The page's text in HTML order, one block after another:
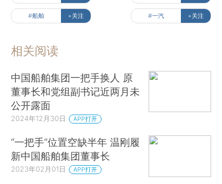
#船舶 +关注 #一汽 +关注
相关阅读
中国船舶集团一把手换人 原
董事长和党组副书记近两月未
公开露面
2024年12月30日 APP打开
“一把手”位置空缺半年 温刚履
新中国船舶集团董事长
2023年02月01日 APP打开